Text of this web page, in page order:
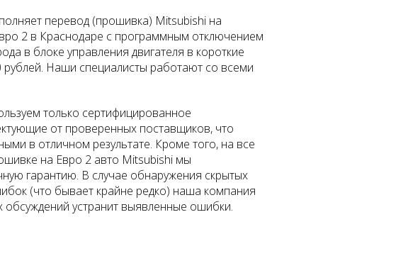
перевод (прошивка) Mitsubishi на
2 в Краснодаре с программным отключением
в блоке управления двигателя в короткие
рублей. Наши специалисты работают со всеми
только сертифицированное
от проверенных поставщиков, что
в отличном результате. Кроме того, на все
на Евро 2 авто Mitsubishi мы
гарантию. В случае обнаружения скрытых
(что бывает крайне редко) наша компания
обсуждений устранит выявленные ошибки.